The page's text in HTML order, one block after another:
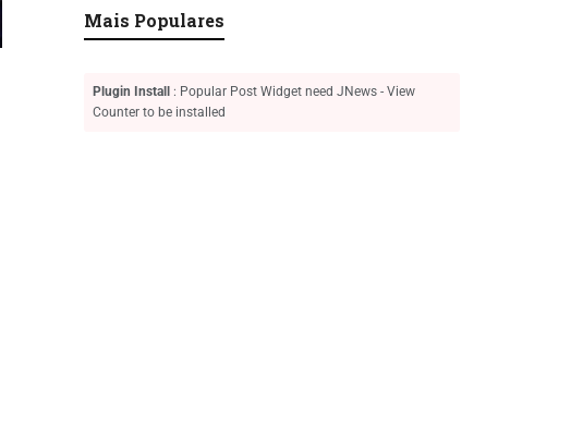
Mais Populares
Plugin Install
: Popular Post Widget need JNews - View
Counter to be installed